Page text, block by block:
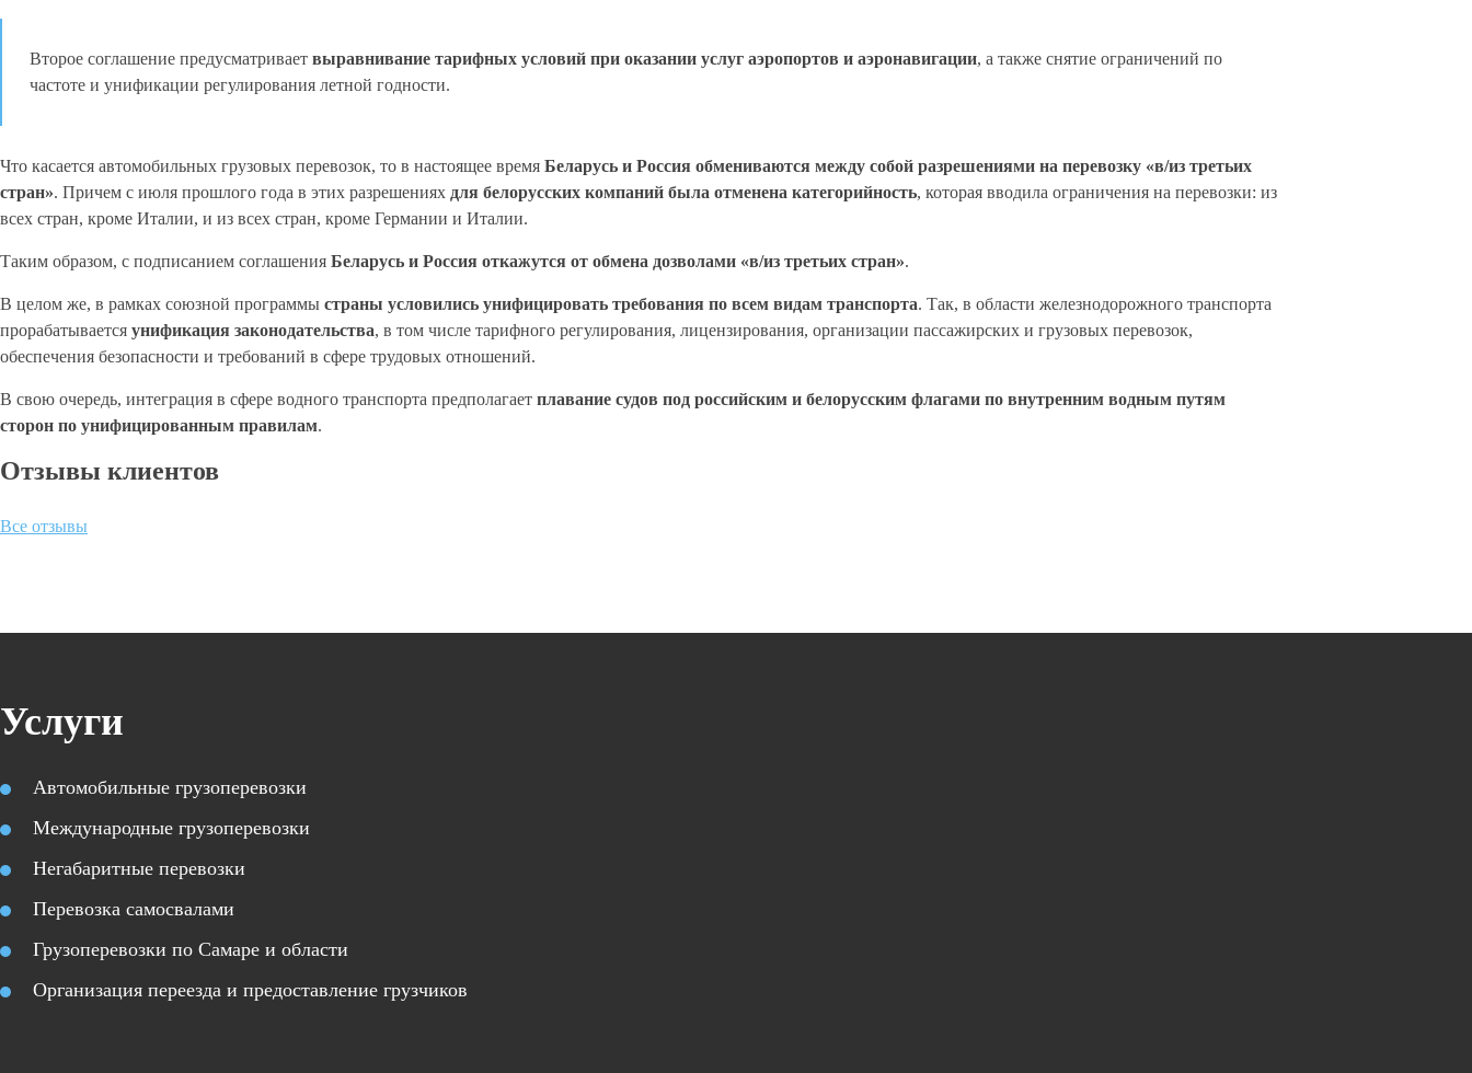
Второе соглашение предусматривает выравнивание тарифных условий при оказании услуг аэропортов и аэронавигации, а также снятие ограничений по
частоте и унификации регулирования летной годности.
Что касается автомобильных грузовых перевозок, то в настоящее время Беларусь и Россия обмениваются между собой разрешениями на перевозку «в/из третьих
стран». Причем с июля прошлого года в этих разрешениях для белорусских компаний была отменена категорийность, которая вводила ограничения на перевозки: из
всех стран, кроме Италии, и из всех стран, кроме Германии и Италии.
Таким образом, с подписанием соглашения Беларусь и Россия откажутся от обмена дозволами «в/из третьих стран».
В целом же, в рамках союзной программы страны условились унифицировать требования по всем видам транспорта. Так, в области железнодорожного транспорта
прорабатывается унификация законодательства, в том числе тарифного регулирования, лицензирования, организации пассажирских и грузовых перевозок,
обеспечения безопасности и требований в сфере трудовых отношений.
В свою очередь, интеграция в сфере водного транспорта предполагает плавание судов под российским и белорусским флагами по внутренним водным путям
сторон по унифицированным правилам.
Отзывы клиентов
Все отзывы
Услуги
Автомобильные грузоперевозки
Международные грузоперевозки
Негабаритные перевозки
Перевозка самосвалами
Грузоперевозки по Самаре и области
Организация переезда и предоставление грузчиков